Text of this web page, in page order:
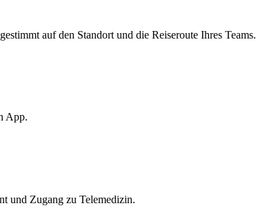
auf den Standort und die Reiseroute Ihres Teams.
App.
und Zugang zu Telemedizin.